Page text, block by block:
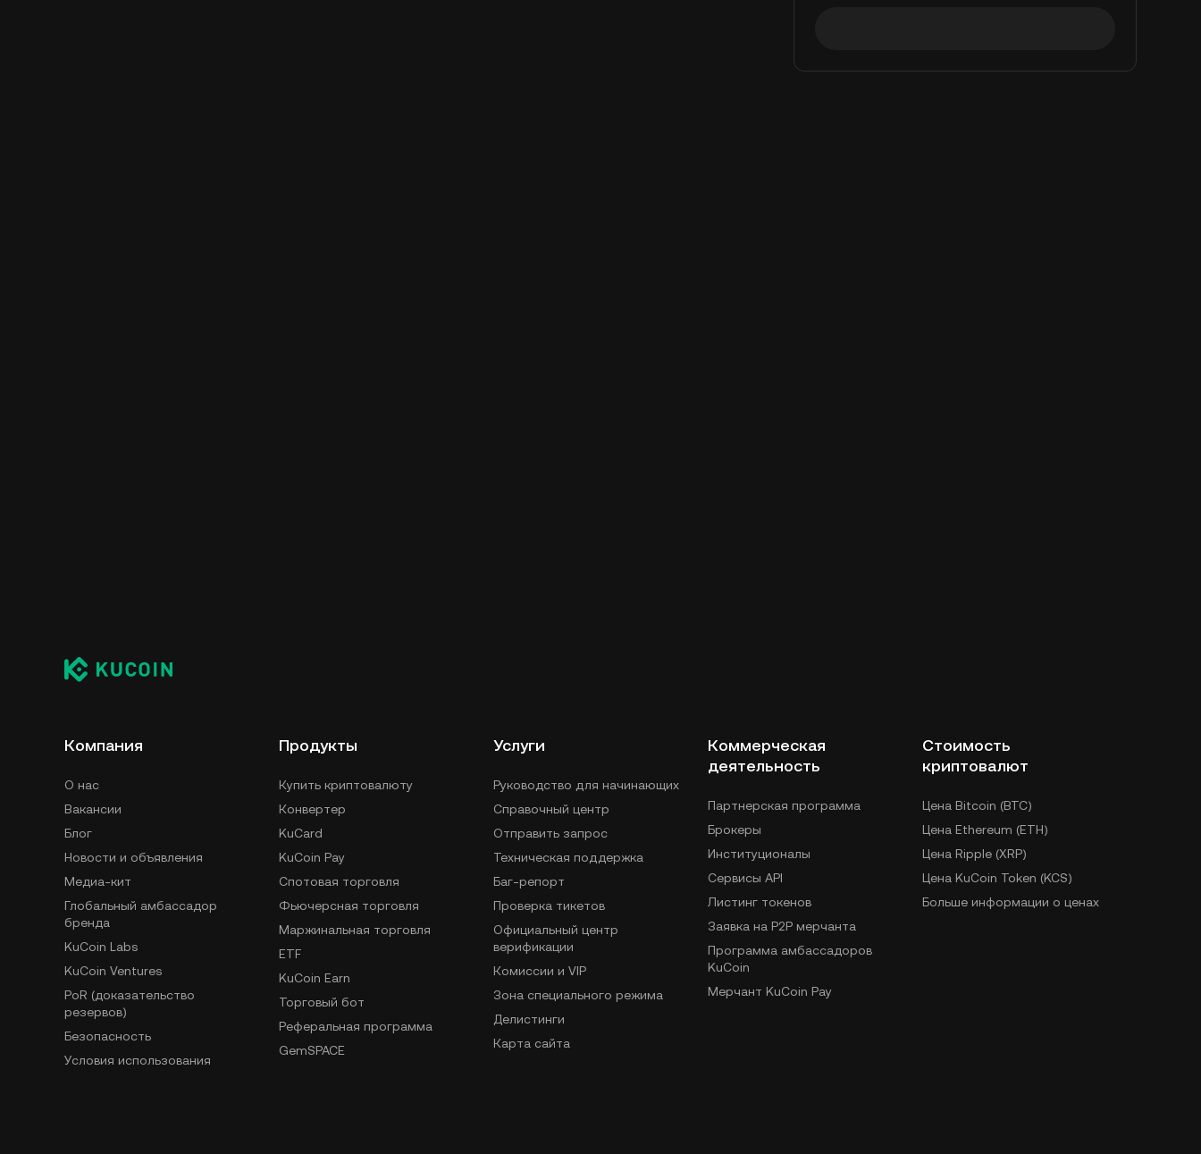
Компания
О нас
Вакансии
Блог
Новости и объявления
Медиа-кит
Глобальный амбассадор
бренда
KuCoin Labs
KuCoin Ventures
PoR (доказательство
резервов)
Безопасность
Условия использования
Продукты
Купить криптовалюту
Конвертер
KuCard
KuCoin Pay
Спотовая торговля
Фьючерсная торговля
Маржинальная торговля
ETF
KuCoin Earn
Торговый бот
Реферальная программа
GemSPACE
Услуги
Руководство для начинающих
Справочный центр
Отправить запрос
Техническая поддержка
Баг-репорт
Проверка тикетов
Официальный центр
верификации
Комиссии и VIP
Зона специального режима
Делистинги
Карта сайта
Коммерческая
деятельность
Партнерская программа
Брокеры
Институционалы
Сервисы API
Листинг токенов
Заявка на P2P мерчанта
Программа амбассадоров
KuCoin
Мерчант KuCoin Pay
Стоимость
криптовалют
Цена Bitcoin (BTC)
Цена Ethereum (ETH)
Цена Ripple (XRP)
Цена KuCoin Token (KCS)
Больше информации о ценах